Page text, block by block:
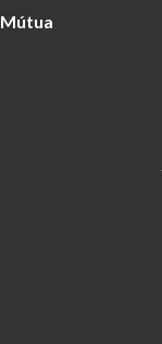
Mútua